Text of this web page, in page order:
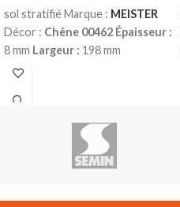
sol stratifié Marque : MEISTER
Décor : Chêne 00462 Épaisseur :
8 mm Largeur : 198 mm
Longueur :
| 32 (commercial – fort)
Sans chanfreins
2.55 m²
Prix TTC au
Fiche technique sol